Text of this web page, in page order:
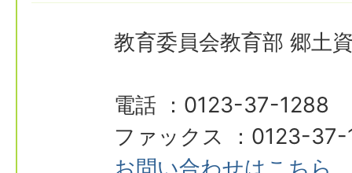
教育委員会教育部 郷土
電話 ：0123-37-1288
ファックス ：0123-
お問い合わせはこちら